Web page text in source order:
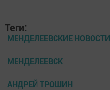
Теги:
МЕНДЕЛЕЕВСКИЕ НОВОСТИ
МЕНДЕЛЕЕВСК
АНДРЕЙ ТРОШИН